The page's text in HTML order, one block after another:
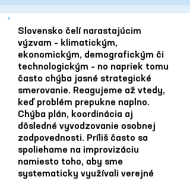
Slovensko čelí narastajúcim
výzvam – klimatickým,
ekonomickým, demografickým či
technologickým – no napriek tomu
často chýba jasné strategické
smerovanie. Reagujeme až vtedy,
keď problém prepukne naplno.
Chýba plán, koordinácia aj
dôsledné vyvodzovanie osobnej
zodpovednosti. Príliš často sa
spoliehame na improvizáciu
namiesto toho, aby sme
systematicky využívali verejné